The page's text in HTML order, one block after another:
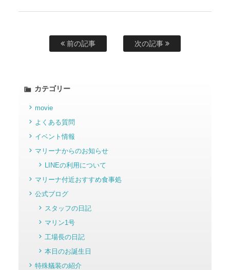
前の記事 次の記事
カテゴリー
movie
よくある質問
イベント情報
マリーナからのお知らせ
LINEの利用について
マリーナ付近おすすめ食事処
公式ブログ
スタッフの日記
マリン1号
工場長の日記
本日のお誕生日
特殊艤装の紹介